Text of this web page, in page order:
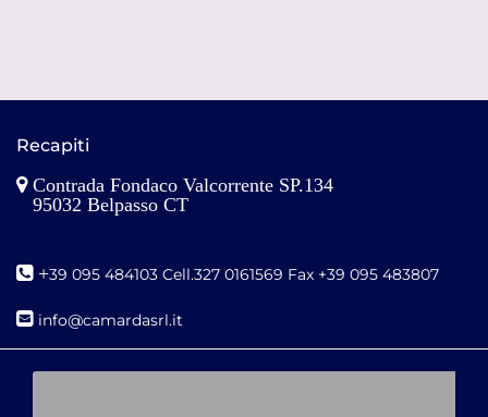
Recapiti
Contrada Fondaco Valcorrente SP.134
95032 Belpasso CT
+39 095 484103 Cell.327 0161569 Fax +39 095 483807
info@camardasrl.it